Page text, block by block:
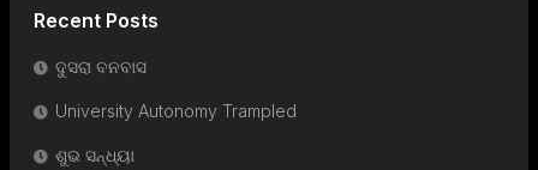
Recent Posts
ଦୁସରା ବନବାସ
University Autonomy Trampled
ଶୁଭ ସନ୍ଧ୍ୟା